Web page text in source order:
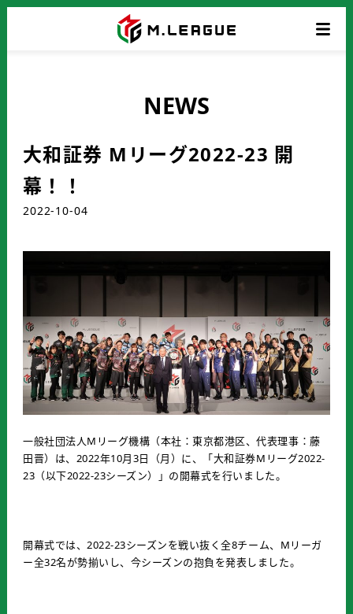
NEWS
大和証券 Mリーグ2022-23 開
幕！！
2022-10-04
一般社団法人Mリーグ機構（本社：東京都港区、代表理事：藤
田晋）は、2022年10月3日（月）に、「大和証券Mリーグ2022-
23（以下2022-23シーズン）」の開幕式を行いました。
開幕式では、2022-23シーズンを戦い抜く全8チーム、Mリーガ
ー全32名が勢揃いし、今シーズンの抱負を発表しました。